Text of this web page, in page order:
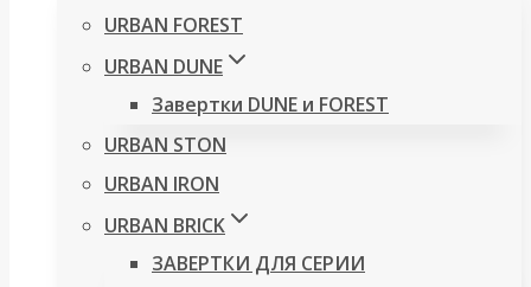
URBAN FOREST
URBAN DUNE
Завертки DUNE и FOREST
URBAN STON
URBAN IRON
URBAN BRICK
ЗАВЕРТКИ ДЛЯ СЕРИИ